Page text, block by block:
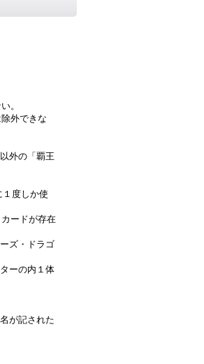
。
外できな
外の「覇王
度しか使
ードが存在
ズ・ドラゴ
ーの内１体
が記された